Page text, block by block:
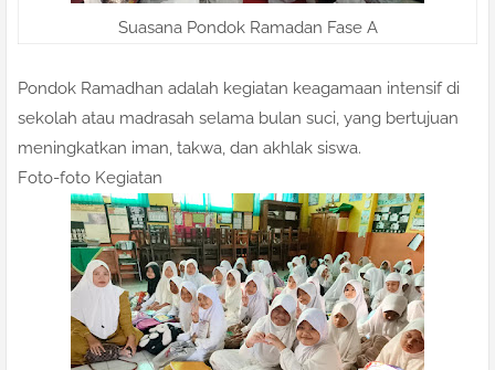
Suasana Pondok Ramadan Fase A
Pondok Ramadhan adalah kegiatan keagamaan intensif di
sekolah atau madrasah selama bulan suci, yang bertujuan
meningkatkan iman, takwa, dan akhlak siswa.
Foto-foto Kegiatan